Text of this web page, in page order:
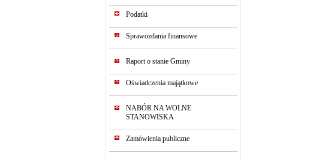
Podatki
Sprawozdania finansowe
Raport o stanie Gminy
Oświadczenia majątkowe
NABÓR NA WOLNE
STANOWISKA
Zamówienia publiczne